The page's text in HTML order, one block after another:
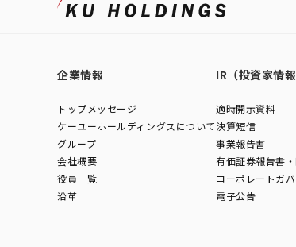
企業情報
トップメッセージ
ケーユーホールディングスについて
グループ
会社概要
役員一覧
沿革
IR（投資家情報
適時開示資料
決算短信
事業報告書
有価証券報告書
コーポレートガ
電子公告